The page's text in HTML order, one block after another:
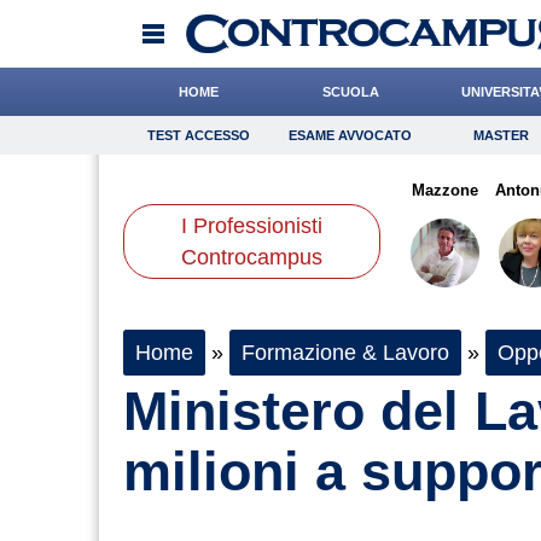
HOME SCUOLA UNIVERSITA’
TEST ACCESSO Esame Avvocato Master
Consigli
Scienze
TEST ACCESSO ESAME AVVOCATO MASTER
I Professionisti
Controcampus
Mazzone
Home » Formazione & Lavoro »
Ministero del
milioni a